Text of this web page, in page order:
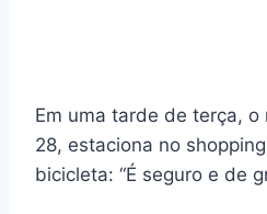
Em uma tarde de terça,
28, estaciona no
bicicleta: “É seguro e de